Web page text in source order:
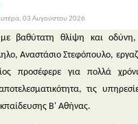
03 Αυγούστου 2026
με βαθύτατη θλίψη και
Αναστάσιο Στεφόπουλο,
προσέφερε για πολλά
τις
Β' Αθήνας.